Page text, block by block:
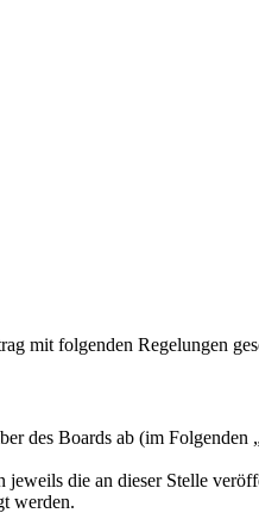
mit folgenden Regelungen
des Boards ab (im Folgenden
die an dieser Stelle
werden.